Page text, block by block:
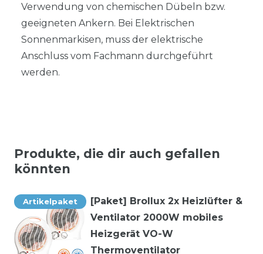
Verwendung von chemischen Dübeln bzw.
geeigneten Ankern. Bei Elektrischen
Sonnenmarkisen, muss der elektrische
Anschluss vom Fachmann durchgeführt
werden.
Produkte, die dir auch gefallen
könnten
Artikelpaket
[Paket] Brollux 2x Heizlüfter &
Ventilator 2000W mobiles
Heizgerät VO-W
Thermoventilator